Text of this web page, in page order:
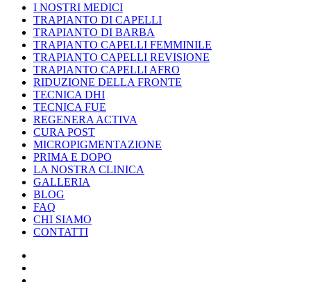
I NOSTRI MEDICI
TRAPIANTO DI CAPELLI
TRAPIANTO DI BARBA
TRAPIANTO CAPELLI FEMMINILE
TRAPIANTO CAPELLI REVISIONE
TRAPIANTO CAPELLI AFRO
RIDUZIONE DELLA FRONTE
TECNICA DHI
TECNICA FUE
REGENERA ACTIVA
CURA POST
MICROPIGMENTAZIONE
PRIMA E DOPO
LA NOSTRA CLINICA
GALLERIA
BLOG
FAQ
CHI SIAMO
CONTATTI